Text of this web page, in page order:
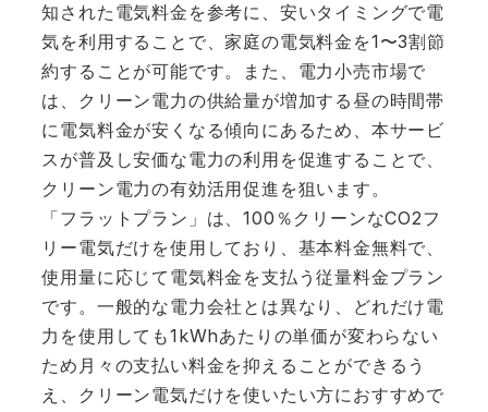
知された電気料金を参考に、安いタイミングで電
気を利用することで、家庭の電気料金を1〜3割節
約することが可能です。また、電力小売市場で
は、クリーン電力の供給量が増加する昼の時間帯
に電気料金が安くなる傾向にあるため、本サービ
スが普及し安価な電力の利用を促進することで、
クリーン電力の有効活用促進を狙います。
「フラットプラン」は、100％クリーンなCO2フ
リー電気だけを使用しており、基本料金無料で、
使用量に応じて電気料金を支払う従量料金プラン
です。一般的な電力会社とは異なり、どれだけ電
力を使用しても1kWhあたりの単価が変わらない
ため月々の支払い料金を抑えることができるう
え、クリーン電気だけを使いたい方におすすめで